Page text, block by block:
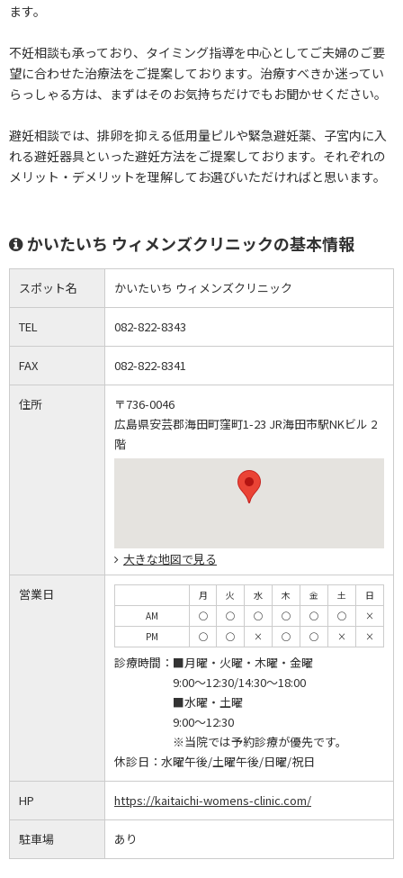
ます。
不妊相談も承っており、タイミング指導を中心としてご夫婦のご要
望に合わせた治療法をご提案しております。治療すべきか迷ってい
らっしゃる方は、まずはそのお気持ちだけでもお聞かせください。
避妊相談では、排卵を抑える低用量ピルや緊急避妊薬、子宮内に入
れる避妊器具といった避妊方法をご提案しております。それぞれの
メリット・デメリットを理解してお選びいただければと思います。
かいたいち ウィメンズクリニックの基本情報
スポット名 かいたいち ウィメンズクリニック
TEL 082-822-8343
FAX 082-822-8341
住所
〒736-0046
広島県安芸郡海田町窪町1-23 JR海田市駅NKビル 2
階
大きな地図で見る
営業日 月 火 水 木 金 土
日
AM
◯ ◯ ◯ ◯ ◯ ◯
×
PM
◯ ◯ × ◯ ◯ × ×
診療時間： ■月曜・火曜・木曜・金曜
9:00～12:30/14:30～18:00
■水曜・土曜
9:00～12:30
※当院では予約診療が優先です。
休診日： 水曜午後/土曜午後/日曜/祝日
HP https://kaitaichi-womens-clinic.com/
駐車場 あり